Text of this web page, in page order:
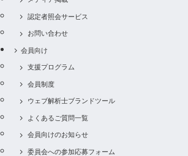
認定者照会サービス
お問い合わせ
会員向け
支援プログラム
会員制度
ウェブ解析士ブランドツール
よくあるご質問一覧
会員向けのお知らせ
委員会への参加応募フォーム